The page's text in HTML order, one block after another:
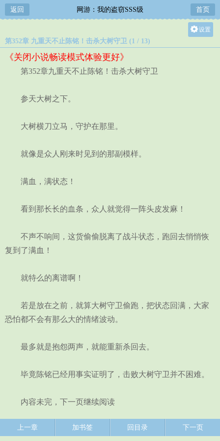
返回 网游：我的盗窃SSS级 首页
设置
第352章 九重天不止陈铭！击杀大树守卫 (1 / 13)
《关闭小说畅读模式体验更好》
第352章九重天不止陈铭！击杀大树守卫
参天大树之下。
大树横刀立马，守护在那里。
就像是众人刚来时见到的那副模样。
满血，满状态！
看到那长长的血条，众人就觉得一阵头皮发麻！
不声不响间，这货偷偷脱离了战斗状态，跑回去悄悄恢
复到了满血！
就特么的离谱啊！
若是放在之前，就算大树守卫偷跑，把状态回满，大家
恐怕都不会有那么大的情绪波动。
最多就是抱怨两声，就能重新杀回去。
毕竟陈铭已经用事实证明了，击败大树守卫并不困难。
内容未完，下一页继续阅读
上一章 加书签 回目录 下一页